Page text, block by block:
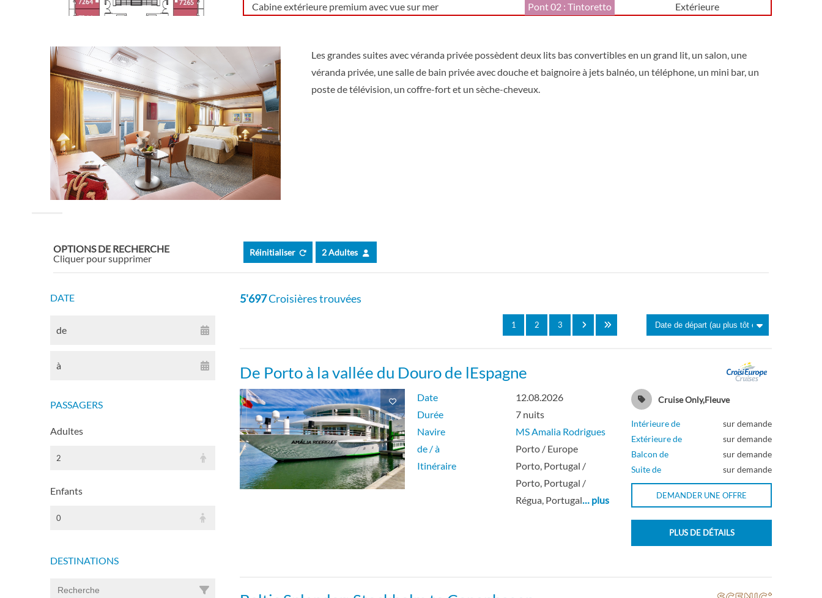
Cabine extérieure premium avec vue sur mer Pont 02 : Tintoretto Extérieure
Cabine intérieure classic Pont 02 : Tintoretto Intérieure
Cabine extérieure classic simple
Cabine intérieure simple classic
Cabine Intérieure Simple
Cabine Intérieure Garantie
Balcon
Cabine Extérieure Garantie Extérieure
Cabine avec Balcon Garantie
Cabine avec balcon
Intérieure
Les grandes suites avec véranda privée possèdent deux lits bas convertibles en un grand lit, un salon, une
véranda privée, une salle de bain privée avec douche et baignoire à jets balnéo, un téléphone, un mini bar, un
poste de télévision, un coffre-fort et un sèche-cheveux.
OPTIONS DE RECHERCHE
Cliquer pour supprimer
Réinitialiser 2 Adultes
DATE
de
à
PASSAGERS
Adultes
2
Enfants
0
DESTINATIONS
5'697Croisières trouvées
1 2 3
De Porto à la vallée du Douro de lEspagne
Date
12.08.2026
Durée
7 nuits
Navire
MS Amalia Rodrigues
de / à
Porto / Europe
Itinéraire
Porto, Portugal /
Porto, Portugal /
Régua, Portugal… plus
Cruise Only,Fleuve
Intérieure de
sur demande
Extérieure de
sur demande
Balcon de
sur demande
Suite de
sur demande
DEMANDER UNE OFFRE
PLUS DE DÉTAILS